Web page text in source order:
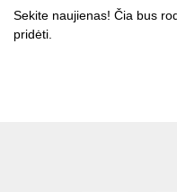
Sekite naujienas! Čia bus
pridėti.